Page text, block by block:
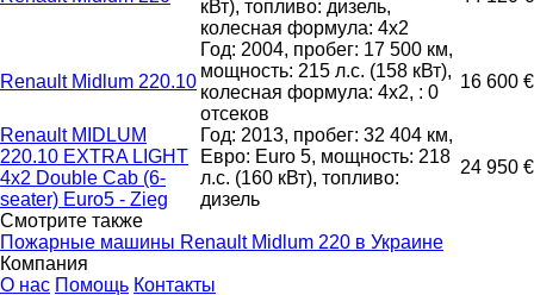
кВт), топливо: дизель,
колесная формула: 4x2
Renault Midlum 220.10
Год: 2004, пробег: 17 500 км,
мощность: 215 л.с. (158 кВт),
колесная формула: 4x2, : 0
отсеков
16 600 €
Renault MIDLUM
220.10 EXTRA LIGHT
4x2 Double Cab (6-
seater) Euro5 - Zieg
Год: 2013, пробег: 32 404 км,
Евро: Euro 5, мощность: 218
л.с. (160 кВт), топливо:
дизель
24 950 €
Смотрите также
Пожарные машины Renault Midlum 220 в Украине
Компания
О нас Помощь Контакты